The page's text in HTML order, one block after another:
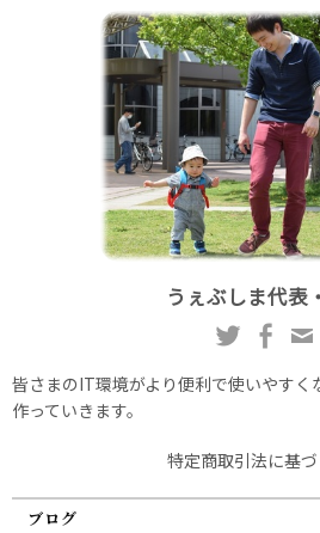
うぇぶしま代表
皆さまのIT環境がより便利で使いやすく
作っていきます。
特定商取引法に基
ブログ